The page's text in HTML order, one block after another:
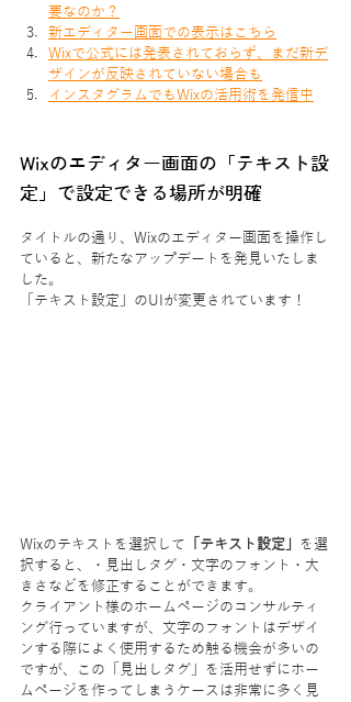
要なのか？
新エディター画面での表示はこちら
Wixで公式には発表されておらず、まだ新デ
ザインが反映されていない場合も
インスタグラムでもWixの活用術を発信中
Wixのエディター画面の「テキスト設
定」で設定できる場所が明確
タイトルの通り、Wixのエディター画面を操作し
ていると、新たなアップデートを発見いたしま
した。
「テキスト設定」のUIが変更されています！
Wixのテキストを選択して 「テキスト設定」
を選
択すると、・見出しタグ・文字のフォント・大
きさなどを修正することができます。
クライアント様のホームページのコンサルティ
ング行っていますが、文字のフォントはデザイ
ンする際によく使用するため触る機会が多いの
ですが、この「見出しタグ」を活用せずにホー
ムページを作ってしまうケースは非常に多く見